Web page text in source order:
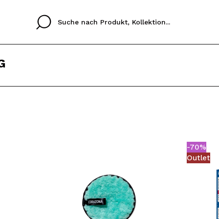
ICH
Durch die Erstellung
Einkäufe schnell
ESPAÑOL
-70%
Outlet
colori